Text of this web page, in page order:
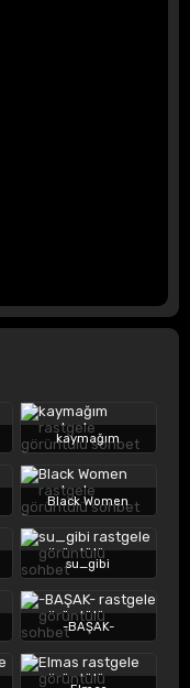
kaymağım
Black Women
su_gibi
-BAŞAK-